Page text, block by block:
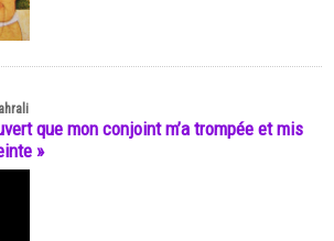
que mon conjoint m’a trompée et mis
»